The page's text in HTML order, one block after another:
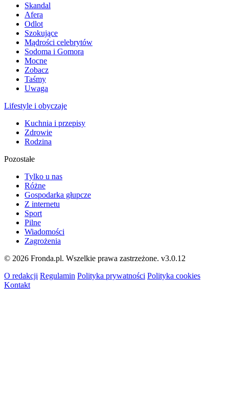
Skandal
Afera
Odlot
Szokujące
Mądrości celebrytów
Sodoma i Gomora
Mocne
Zobacz
Taśmy
Uwaga
Lifestyle i obyczaje
Kuchnia i przepisy
Zdrowie
Rodzina
Pozostałe
Tylko u nas
Różne
Gospodarka głupcze
Z internetu
Sport
Pilne
Wiadomości
Zagrożenia
© 2026 Fronda.pl. Wszelkie prawa zastrzeżone. v3.0.12
O redakcji Regulamin Polityka prywatności Polityka cookies
Kontakt